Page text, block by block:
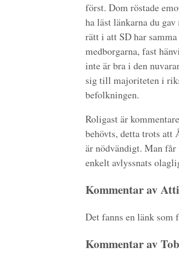
först. Dom röstade
ha läst länkarna du
rätt i att SD har
medborgarna, fast
inte är bra i den
sig till majoriteten i
befolkningen.
Roligast är
behövts, detta trots att
är nödvändigt. Man får
enkelt avlyssnats
Kommentar av
Det fanns en länk
Kommentar av